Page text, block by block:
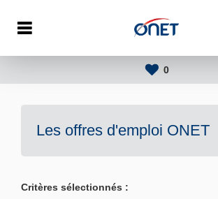
0
Les offres d'emploi ONET
Critères sélectionnés :